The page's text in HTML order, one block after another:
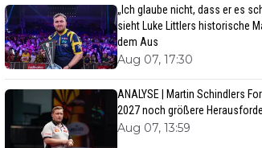
„Ich glaube nicht, dass er es
sieht Luke Littlers historische
dem Aus
Aug 07, 17:30
ANALYSE | Martin Schindlers
2027 noch größere
Aug 07, 13:59